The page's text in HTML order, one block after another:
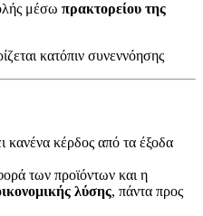
μέσω πρακτορείου της
κατόπιν συνεννόησης
κανένα κέρδος από τα έξοδα
των προϊόντων και η
λύσης, πάντα προς